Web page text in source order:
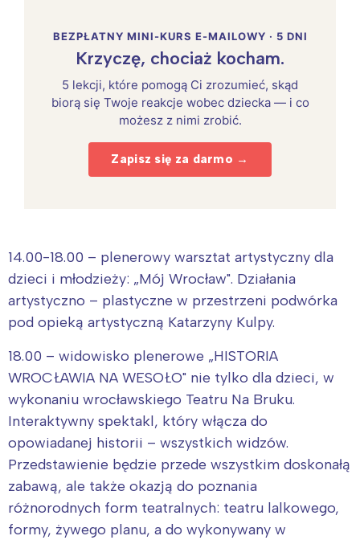
BEZPŁATNY MINI-KURS E-MAILOWY · 5 DNI
Krzyczę, chociaż kocham.
5 lekcji, które pomogą Ci zrozumieć, skąd
biorą się Twoje reakcje wobec dziecka — i co
możesz z nimi zrobić.
Zapisz się za darmo →
14.00-18.00 – plenerowy warsztat artystyczny dla
dzieci i młodzieży: „Mój Wrocław". Działania
artystyczno – plastyczne w przestrzeni podwórka
pod opieką artystyczną Katarzyny Kulpy.
18.00 – widowisko plenerowe „HISTORIA
WROCŁAWIA NA WESOŁO" nie tylko dla dzieci, w
wykonaniu wrocławskiego Teatru Na Bruku.
Interaktywny spektakl, który włącza do
opowiadanej historii – wszystkich widzów.
Przedstawienie będzie przede wszystkim doskonałą
zabawą, ale także okazją do poznania
różnorodnych form teatralnych: teatru lalkowego,
formy, żywego planu, a do wykonywany w